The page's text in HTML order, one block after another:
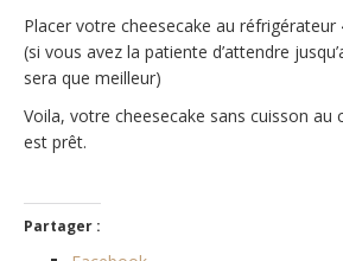
Placer votre cheesecake au
(si vous avez la patiente d’attendre
sera que meilleur)
Voila, votre cheesecake sans cuisson
est prêt.
Partager :